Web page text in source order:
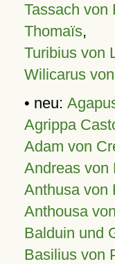
Tassach von
Thomaïs,
Turibius von
Wilicarus
• neu:
Agrippa
Adam von
Andreas von
Anthusa von
Anthousa
Balduin und
Basilius von